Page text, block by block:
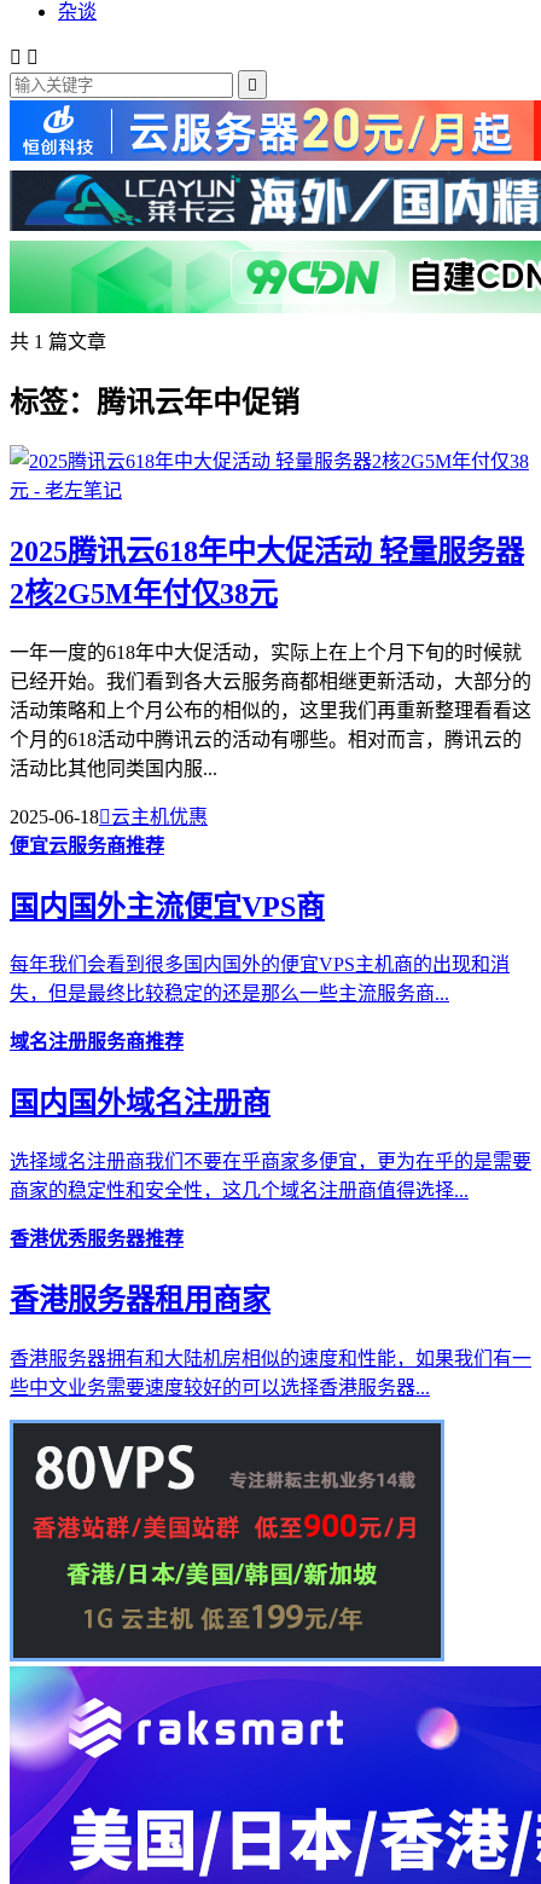
杂谈
 

共 1 篇文章
标签：腾讯云年中促销
2025腾讯云618年中大促活动 轻量服务器
2核2G5M年付仅38元
一年一度的618年中大促活动，实际上在上个月下旬的时候就
已经开始。我们看到各大云服务商都相继更新活动，大部分的
活动策略和上个月公布的相似的，这里我们再重新整理看看这
个月的618活动中腾讯云的活动有哪些。相对而言，腾讯云的
活动比其他同类国内服...
2025-06-18云主机优惠
便宜云服务商推荐
国内国外主流便宜VPS商
每年我们会看到很多国内国外的便宜VPS主机商的出现和消
失，但是最终比较稳定的还是那么一些主流服务商...
域名注册服务商推荐
国内国外域名注册商
选择域名注册商我们不要在乎商家多便宜，更为在乎的是需要
商家的稳定性和安全性，这几个域名注册商值得选择...
香港优秀服务器推荐
香港服务器租用商家
香港服务器拥有和大陆机房相似的速度和性能，如果我们有一
些中文业务需要速度较好的可以选择香港服务器...